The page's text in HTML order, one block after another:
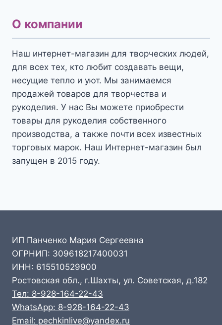
О компании
Наш интернет-магазин для творческих людей,
для всех тех, кто любит создавать вещи,
несущие тепло и уют. Мы занимаемся
продажей товаров для творчества и
рукоделия. У нас Вы можете приобрести
товары для рукоделия собственного
производства, а также почти всех известных
торговых марок. Наш Интернет-магазин был
запущен в 2015 году.
ИП Панченко Мария Сергеевна
ОГРНИП: 309618217400031
ИНН: 615510529900
Ростовская обл., г.Шахты, ул. Советская, д.182
Тел: 8-928-164-22-43
WhatsApp: 8-928-164-22-43
Email: pechkinlive@yandex.ru